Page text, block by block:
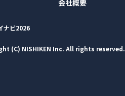
会社概要
(C) NISHIKEN Inc. All rights reserved.